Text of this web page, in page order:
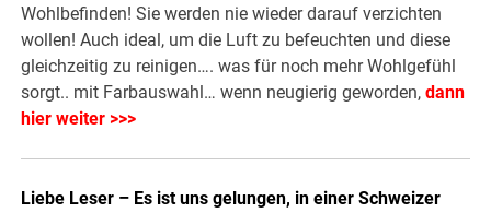
Wohlbefinden! Sie werden nie wieder darauf verzichten
wollen! Auch ideal, um die Luft zu befeuchten und diese
gleichzeitig zu reinigen…. was für noch mehr Wohlgefühl
sorgt.. mit Farbauswahl… wenn neugierig geworden,dann
hier weiter >>>
Liebe Leser – Es ist uns gelungen, in einer Schweizer